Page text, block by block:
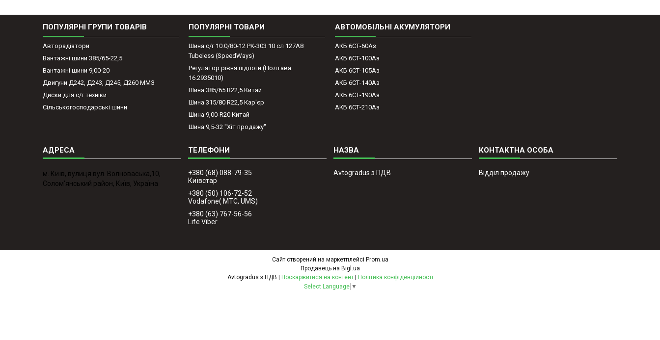
ПОПУЛЯРНІ ГРУПИ ТОВАРІВ
Авторадіатори
Вантажні шини 385/65-22,5
Вантажні шини 9,00-20
Двигуни Д242, Д243, Д245, Д260 ММЗ
Диски для с/г техніки
Сільськогосподарські шини
ПОПУЛЯРНІ ТОВАРИ
Шина с/г 10.0/80-12 PK-303 10 сл 127A8
Tubeless (SpeedWays)
Регулятор рівня підлоги (Полтава
16.2935010)
Шина 385/65 R22,5 Китай
Шина 315/80 R22,5 Кар'єр
Шина 9,00-R20 Китай
Шина 9,5-32 "Хіт продажу"
АВТОМОБІЛЬНІ АКУМУЛЯТОРИ
АКБ 6СТ-60Аз
АКБ 6СТ-100Аз
АКБ 6СТ-105Аз
АКБ 6СТ-140Аз
АКБ 6СТ-190Аз
АКБ 6СТ-210Аз
м. Київ, вулиця вул. Волноваська,10,
Солом'янський район, Київ, Україна
+380 (68) 088-79-35
Київстар
+380 (50) 106-72-52
Vodafone( МТС, UMS)
+380 (63) 767-56-56
Life Viber
Avtogradus з ПДВ Відділ продажу
Сайт створений на маркетплейсі Prom.ua
Продавець на Bigl.ua
Поскаржитися на контент
Політика конфіденційності
Select Language ▼